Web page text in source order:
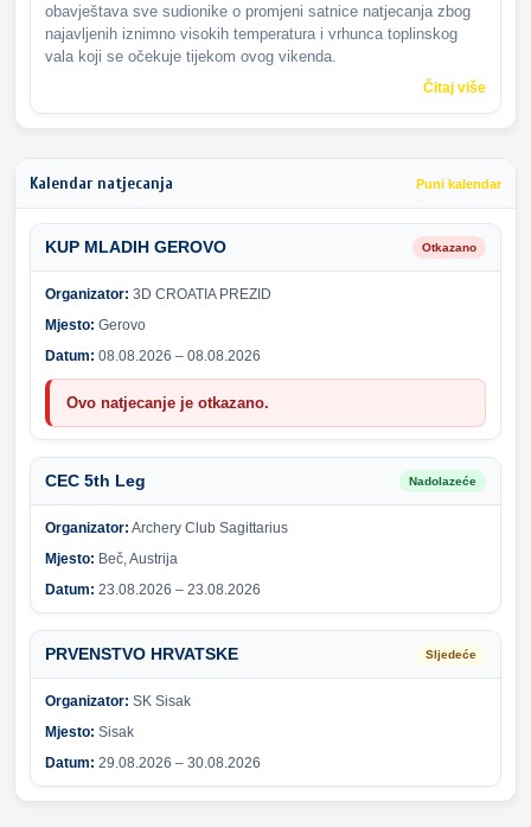
obavještava sve sudionike o promjeni satnice natjecanja zbog
najavljenih iznimno visokih temperatura i vrhunca toplinskog
vala koji se očekuje tijekom ovog vikenda.
Čitaj više
Kalendar natjecanja Puni kalendar
KUP MLADIH GEROVO Otkazano
Organizator: 3D CROATIA PREZID
Mjesto: Gerovo
Datum: 08.08.2026 – 08.08.2026
Ovo natjecanje je otkazano.
CEC 5th Leg Nadolazeće
Organizator: Archery Club Sagittarius
Mjesto: Beč, Austrija
Datum: 23.08.2026 – 23.08.2026
PRVENSTVO HRVATSKE Sljedeće
Organizator: SK Sisak
Mjesto: Sisak
Datum: 29.08.2026 – 30.08.2026